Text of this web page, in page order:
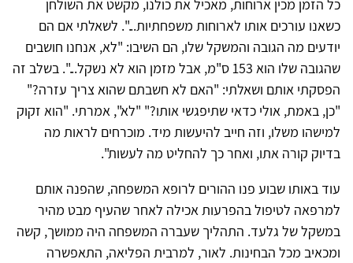
כל הזמן מכין ארוחות, מאכיל את כולנו, מקשט את השולחן
כשאנו עורכים אותו לארוחות משפחתיות...". לשאלתי אם הם
יודעים מה הגובה והמשקל שלו, הם השיבו: "לא, אנחנו חושבים
שהגובה שלו הוא 153 ס"מ, אבל מזמן הוא לא נשקל...". בשלב זה
הפסקתי אותם ושאלתי: "האם לא חשבתם שהוא צריך עזרה?"
"כן, באמת, אולי כדאי שתיפגשי אותו?" "לא", אמרתי. "הוא זקוק
למישהו משלו, וזה חייב להיעשות מיד. מוכרחים לראות מה
בדיוק קורה אתו, ואחר כך להחליט מה לעשות".
עוד באותו שבוע פנו ההורים לרופא המשפחה, שהפנה אותם
למרפאה לטיפול בהפרעות אכילה לאחר שהעיף מבט מהיר
במשקל של גלעד. התהליך שעברה המשפחה היה ממושך, קשה
ומכאיב מכל הבחינות. לאור, למרבית הפליאה, התאפשרה